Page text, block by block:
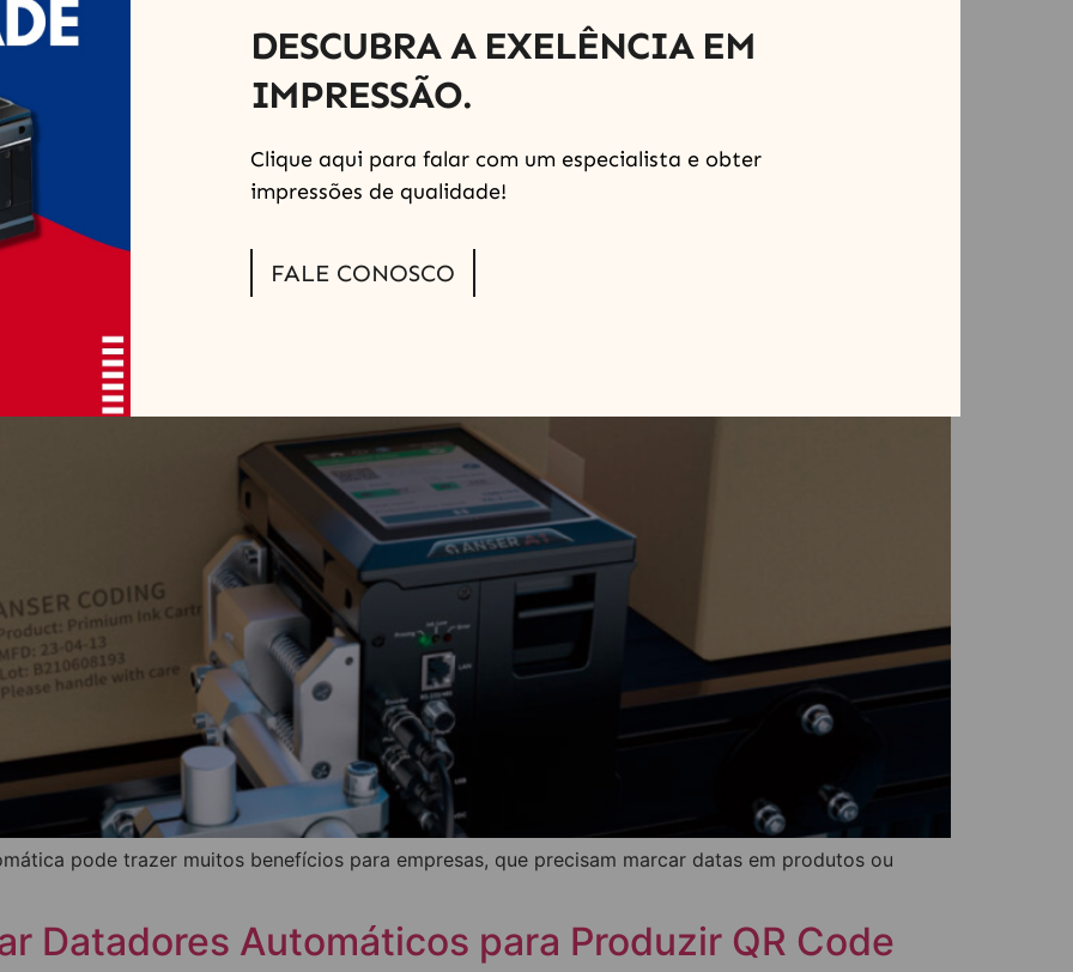
tradicionais de marcação é crucial para a eficiência e os custos de produção de uma empresa. As
investimento inicial mais alto, oferecem um retorno significativo em termos de durabilidade, eficiência
como carimbos manuais ou impressoras térmicas, […]
em datadora automática
pode trazer muitos benefícios para empresas, que precisam marcar datas em produtos ou
Datadores Automáticos para Produzir QR Code
DESCUBRA A EXELÊNCIA EM
IMPRESSÃO.
Clique aqui para falar com um especialista e obter
impressões de qualidade!
FALE CONOSCO